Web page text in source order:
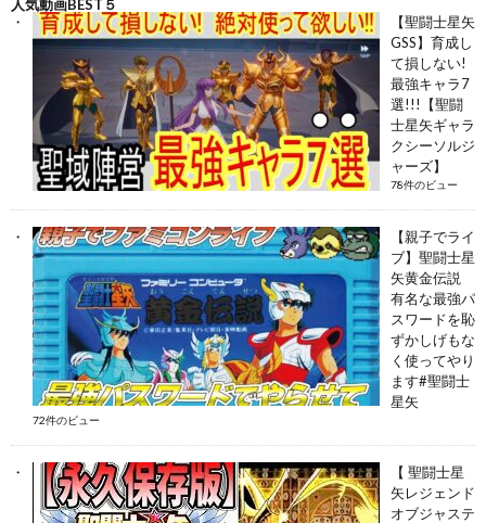
人気動画BEST５
【聖闘士星矢
GSS】育成し
て損しない!
最強キャラ7
選!!!【聖闘
士星矢ギャラ
クシーソルジ
ャーズ】
78件のビュー
【親子でライ
ブ】聖闘士星
矢黄金伝説
有名な最強パ
スワードを恥
ずかしげもな
く使ってやり
ます#聖闘士
星矢
72件のビュー
【 聖闘士星
矢レジェンド
オブジャステ